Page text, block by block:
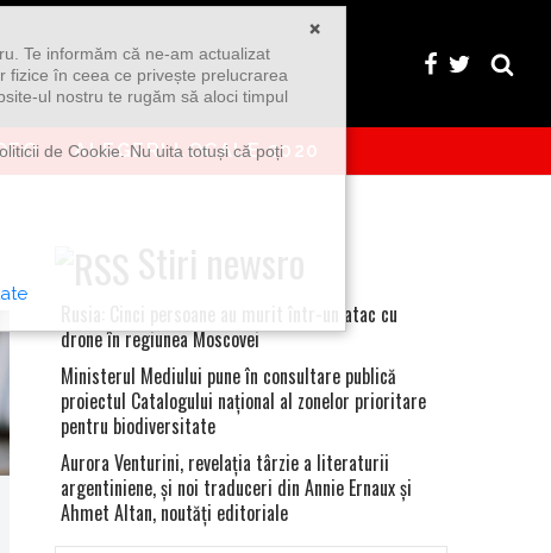
ALEGERI LOCALE 2020
Rusia: Cinci persoane au murit într-un atac cu
drone în regiunea Moscovei
Ministerul Mediului pune în consultare publică
proiectul Catalogului naţional al zonelor prioritare
pentru biodiversitate
Aurora Venturini, revelaţia târzie a literaturii
argentiniene, şi noi traduceri din Annie Ernaux şi
Ahmet Altan, noutăţi editoriale
×
Te informăm că ne-am actualizat
fizice în ceea ce privește prelucrarea
ul nostru te rugăm să aloci timpul
de Cookie. Nu uita totuși că poți